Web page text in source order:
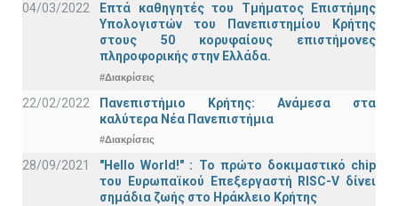
04/03/2022
Επτά καθηγητές του Τμήματος Επιστήμης
Υπολογιστών του Πανεπιστημίου Κρήτης
στους 50 κορυφαίους επιστήμονες
πληροφορικής στην Ελλάδα.
#Διακρίσεις
22/02/2022
Πανεπιστήμιο Κρήτης: Ανάμεσα στα
καλύτερα Νέα Πανεπιστήμια
#Διακρίσεις
28/09/2021
"Hello World!" : Το πρώτο δοκιμαστικό chip
του Ευρωπαϊκού Επεξεργαστή RISC-V δίνει
σημάδια ζωής στο Ηράκλειο Κρήτης